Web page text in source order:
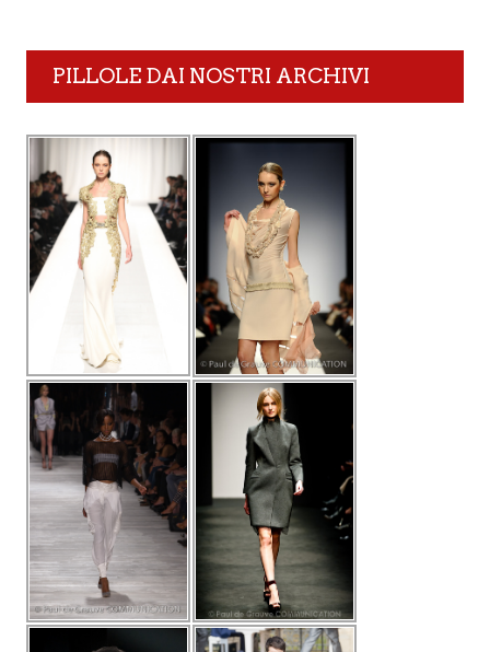
PILLOLE DAI NOSTRI ARCHIVI